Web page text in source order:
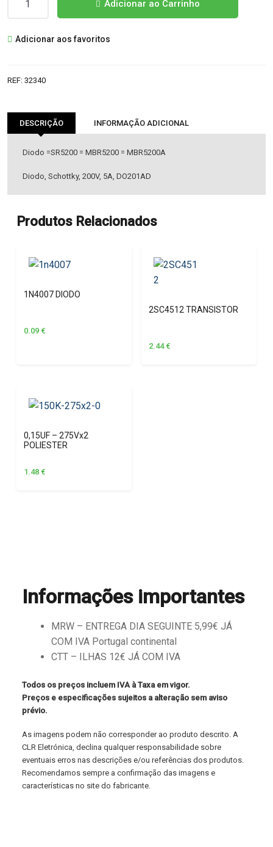
DIODO
Adicionar ao Carrinho
Adicionar aos favoritos
REF: 32340
DESCRIÇÃO INFORMAÇÃO ADICIONAL
Diodo =SR5200 = MBR5200 = MBR5200A
Diodo, Schottky, 200V, 5A, DO201AD
Produtos Relacionados
1N4007 DIODO
0.09 €
2SC4512 TRANSISTOR
2.44 €
0,15UF – 275Vx2
POLIESTER
1.48 €
Informações importantes
MRW – ENTREGA DIA SEGUINTE 5,99€ JÁ
COM IVA Portugal continental
CTT – ILHAS 12€ JÁ COM IVA
Todos os preços incluem IVA à Taxa em vigor.
Preços e especificações sujeitos a alteração sem aviso
prévio.
As imagens podem não corresponder ao produto descrito. A
CLR Eletrónica, declina qualquer responsabilidade sobre
eventuais erros nas descrições e/ou referências dos produtos.
Recomendamos sempre a confirmação das imagens e
características no site do fabricante.